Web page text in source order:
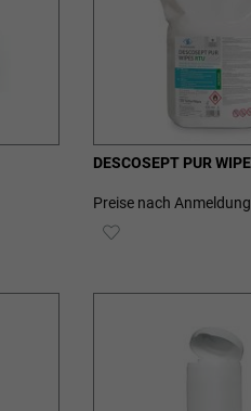
Preise nach Anmeldung